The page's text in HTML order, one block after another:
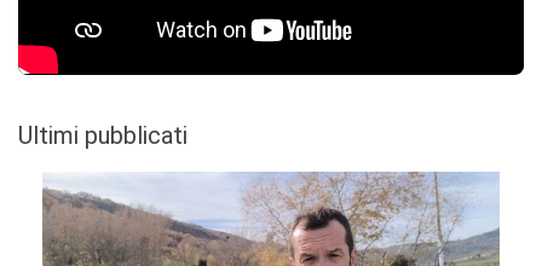
Ultimi pubblicati